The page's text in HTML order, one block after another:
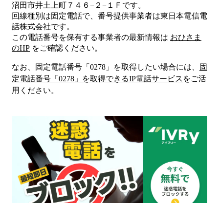
沼田市井土上町７４６−２−１Ｆ です。
回線種別は固定電話で、番号提供事業者は東日本電信電
話株式会社です。
この電話番号を保有する事業者の最新情報は おひさま
のHP をご確認ください。
なお、固定電話番号「 0278 」を取得したい場合には、
固
定電話番号「 0278 」を取得できるIP電話サービス をご活
用ください。